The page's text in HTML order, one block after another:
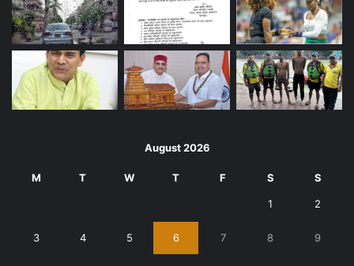
August 2026
M T W T F S S
1 2
3 4 5 6 7 8 9